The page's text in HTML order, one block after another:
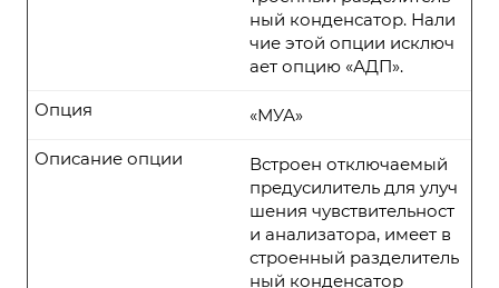
ный конденсатор. Нали
чие этой опции исключ
ает опцию «АДП».
«МУА»
Опция
Встроен отключаемый
предусилитель для улуч
шения чувствительност
и анализатора, имеет в
строенный разделитель
ный конденсатор
Описание опции